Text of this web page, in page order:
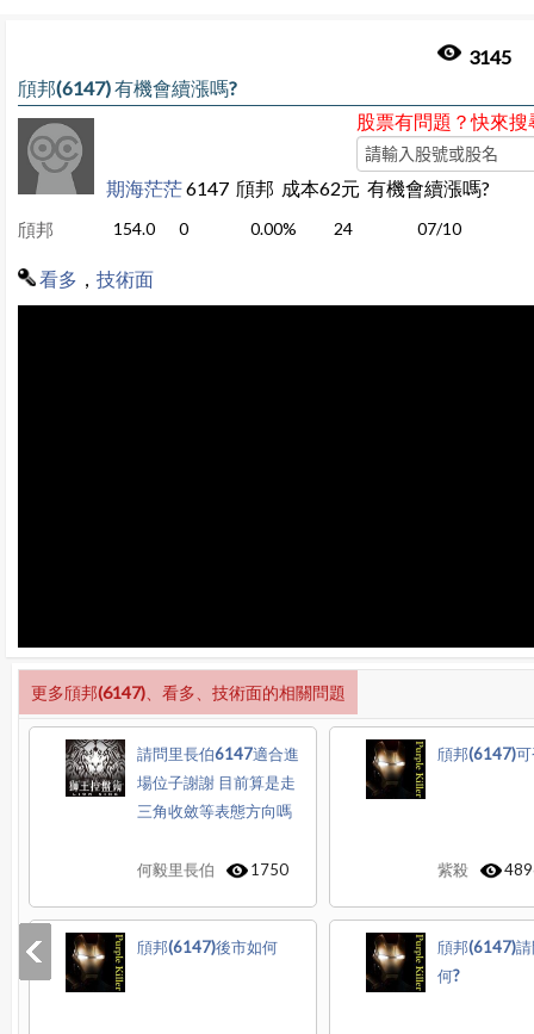
3145
頎邦(6147) 有機會續漲嗎?
股票有問題？快來搜
期海茫茫6147 頎邦 成本62元 有機會續漲嗎?
頎邦 154.0 0 0.00% 24 07/10
看多 技術面
更多頎邦(6147)、看多、技術面的相關問題
請問里長伯6147適合進
場位子謝謝 目前算是走
三角收斂等表態方向嗎
何毅里長伯 1750
頎邦(6147)
紫殺
頎邦(6147)後市如何
頎邦(6147)
何?